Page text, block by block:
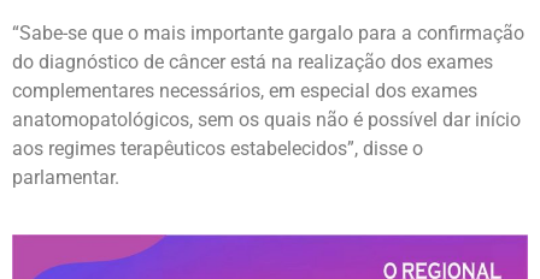
“Sabe-se que o mais importante gargalo para a confirmação
do diagnóstico de câncer está na realização dos exames
complementares necessários, em especial dos exames
anatomopatológicos, sem os quais não é possível dar início
aos regimes terapêuticos estabelecidos”, disse o
parlamentar.